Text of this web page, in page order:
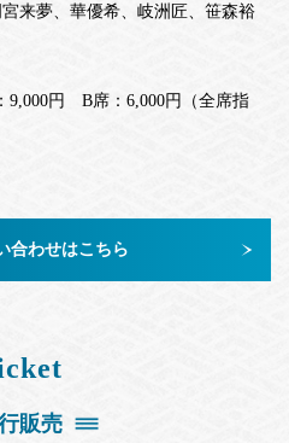
来夢、華優希、岐洲匠、笹森裕
円 B席：6,000円（全席指
合わせはこちら
販売